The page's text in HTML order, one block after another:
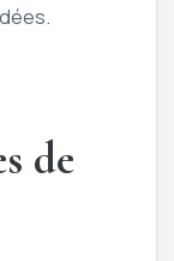
de